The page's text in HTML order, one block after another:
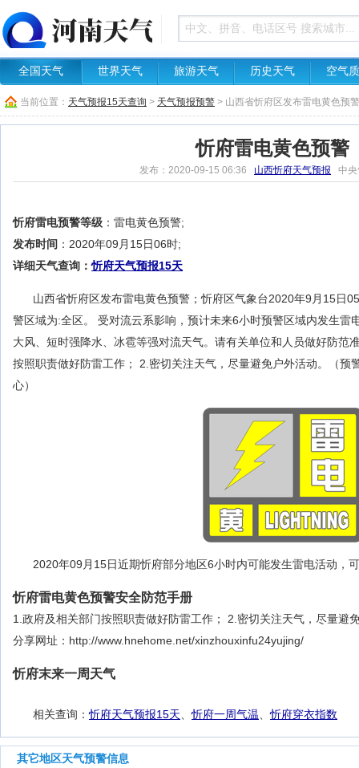
全国天气 世界天气 旅游天气 历史天气 空气
当前位置： 天气预报15天查询 > 天气预报预警 > 山西省忻府区发布雷电黄色预警
忻府雷电黄色预警
发布：2020-09-15 06:36 山西忻府天气预报 中央
忻府雷电预警等级 ：雷电黄色预警;
发布时间 ：2020年09月15日06时;
详细天气查询：忻府天气预报15天
山西省忻府区发布雷电黄色预警；忻府区气象台2020年9月15日
警区域为:全区。 受对流云系影响，预计未来6小时预警区域内发生雷
大风、短时强降水、冰雹等强对流天气。请有关单位和人员做好防范
按照职责做好防雷工作； 2.密切关注天气，尽量避免户外活动。（预
心）
2020年09月15日近期忻府部分地区6小时内可能发生雷电活动，
忻府雷电黄色预警安全防范手册
1.政府及相关部门按照职责做好防雷工作； 2.密切关注天气，尽量避
分享网址：http://www.hnehome.net/xinzhouxinfu24yujing/
忻府末来一周天气
相关查询：忻府天气预报15天 、忻府一周气温 、忻府穿衣指数
其它地区天气预警信息